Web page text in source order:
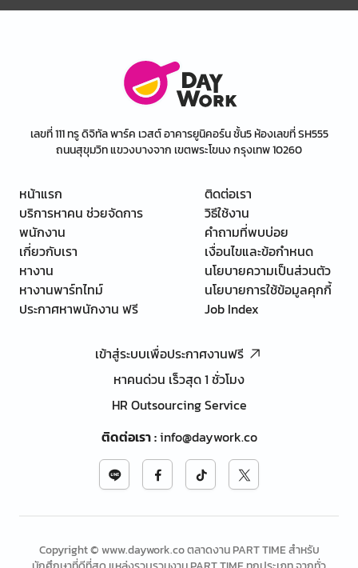
เลขที่ 111 ทรู ดิจิทัล พาร์ค เวสต์ อาคารยูนิคอร์น ชั้น5 ห้องเลขที่ SH555
ถนนสุขุมวิท แขวงบางจาก เขตพระโขนง กรุงเทพ 10260
หน้าแรก
บริการหาคน ช่วยจัดการ
พนักงาน
เกี่ยวกับเรา
หางาน
หางานพาร์ทไทม์
ประกาศหาพนักงาน ฟรี
ติดต่อเรา
วิธีใช้งาน
คำถามที่พบบ่อย
เงื่อนไขและข้อกำหนด
นโยบายความเป็นส่วนตัว
นโยบายการใช้ข้อมูลคุกกี้
Job Index
เข้าสู่ระบบเพื่อประกาศงานฟรี
หาคนด่วน เร็วสุด 1 ชั่วโมง
HR Outsourcing Service
ติดต่อเรา:info@daywork.co
Copyright © www.daywork.co ตลาดงาน PART TIME สำหรับ